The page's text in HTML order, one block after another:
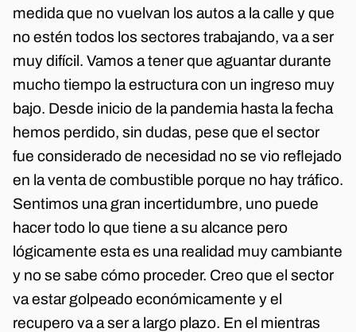
medida que no vuelvan los autos a la calle y que
no estén todos los sectores trabajando, va a ser
muy difícil. Vamos a tener que aguantar durante
mucho tiempo la estructura con un ingreso muy
bajo. Desde inicio de la pandemia hasta la fecha
hemos perdido, sin dudas, pese que el sector
fue considerado de necesidad no se vio reflejado
en la venta de combustible porque no hay tráfico.
Sentimos una gran incertidumbre, uno puede
hacer todo lo que tiene a su alcance pero
lógicamente esta es una realidad muy cambiante
y no se sabe cómo proceder. Creo que el sector
va estar golpeado económicamente y el
recupero va a ser a largo plazo. En el mientras